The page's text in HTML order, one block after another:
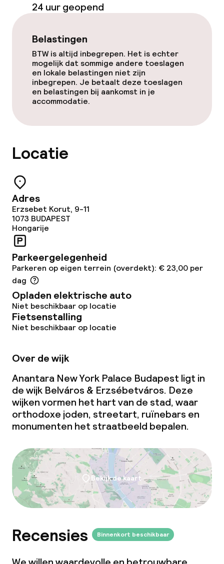
Spa behandelingen
Massage
Fitnessruimte / gym
Entertainment
Eet- en drinkgelegenheden
Bar
Eet- en drinkdiensten
Ontbijtbuffet
Lunch à la carte
Diner à la carte
Roomservice
Dieetopties
Speciale dieetopties
Faciliteiten en diensten voor kinderen
Babysitservice
Schoonmaakvoorzieningen
Wasservice
Zakelijke faciliteiten
24 uur geopend
Belastingen
BTW is altijd inbegrepen. Het is echter
mogelijk dat sommige andere toeslagen
en lokale belastingen niet zijn
inbegrepen. Je betaalt deze toeslagen
en belastingen bij aankomst in je
accommodatie.
Locatie
Adres
Erzsebet Korut, 9-11
1073 BUDAPEST
Hongarije
Parkeergelegenheid
Parkeren op eigen terrein (overdekt): € 23,00 per
dag
Opladen elektrische auto
Niet beschikbaar op locatie
Fietsenstalling
Niet beschikbaar op locatie
Over de wijk
Anantara New York Palace Budapest ligt in
de wijk Belváros & Erzsébetváros. Deze
wijken vormen het hart van de stad, waar
orthodoxe joden, streetart, ruïnebars en
monumenten het straatbeeld bepalen.
Bekijk de kaart
Recensies Binnenkort beschikbaar